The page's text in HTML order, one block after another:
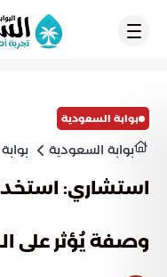
بوابة السعودية
بوابة السعودية
استشاري:
وصفة يُؤثر على